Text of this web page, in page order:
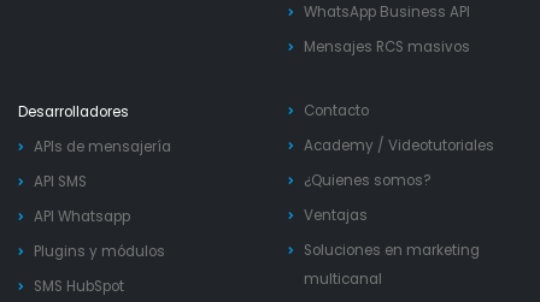
WhatsApp Business API
Mensajes RCS masivos
Desarrolladores
APIs de mensajería
API SMS
API Whatsapp
Plugins y módulos
SMS HubSpot
Contacto
Academy / Videotutoriales
¿Quienes somos?
Ventajas
Soluciones en marketing
multicanal